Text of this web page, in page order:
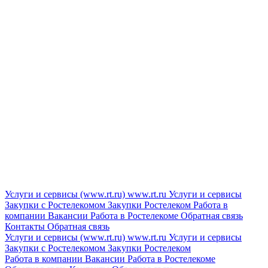
Услуги и сервисы (www.rt.ru) www.rt.ru Услуги и сервисы
Закупки с Ростелекомом Закупки Ростелеком Работа в
компании Вакансии Работа в Ростелекоме Обратная связь
Контакты Обратная связь
Услуги и сервисы (www.rt.ru) www.rt.ru Услуги и сервисы
Закупки с Ростелекомом Закупки Ростелеком
Работа в компании Вакансии Работа в Ростелекоме